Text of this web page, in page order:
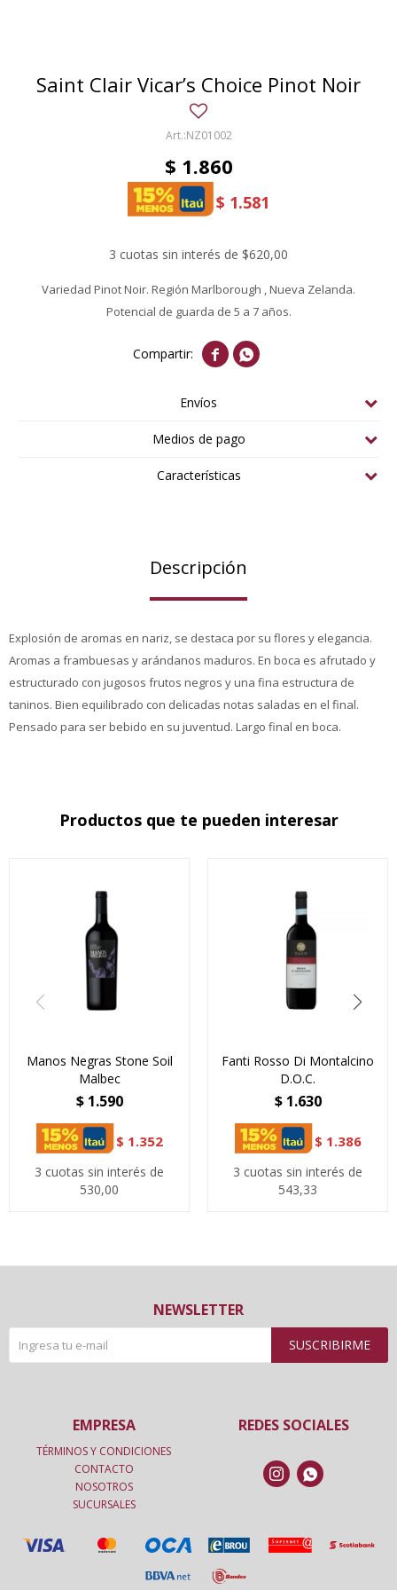
Saint Clair Vicar’s Choice Pinot Noir
NZ01002
$ 1.860
$ 1.581
3 cuotas sin interés de $620,00
Variedad Pinot Noir. Región Marlborough , Nueva Zelanda.
Potencial de guarda de 5 a 7 años.
 
Envíos
Medios de pago
Características
Descripción
Explosión de aromas en nariz, se destaca por su flores y elegancia.
Aromas a frambuesas y arándanos maduros. En boca es afrutado y
estructurado con jugosos frutos negros y una fina estructura de
taninos. Bien equilibrado con delicadas notas saladas en el final.
Pensado para ser bebido en su juventud. Largo final en boca.
Productos que te pueden interesar
Manos Negras Stone Soil
Malbec
$ 1.590
$ 1.352
3 cuotas sin interés de
530,00
Fanti Rosso Di Montalcino
D.O.C.
$ 1.630
$ 1.386
3 cuotas sin interés de
543,33
NEWSLETTER
SUSCRIBIRME
REDES SOCIALES
 
EMPRESA
TÉRMINOS Y CONDICIONES
CONTACTO
NOSOTROS
SUCURSALES